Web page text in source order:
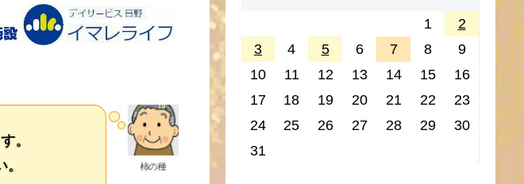
柿の種
。
1
2
3
4 5 6 7 8
9
10
11 12 13 14 15
16
17
18 19 20 21 22
23
24
25 26 27 28 29
30
31